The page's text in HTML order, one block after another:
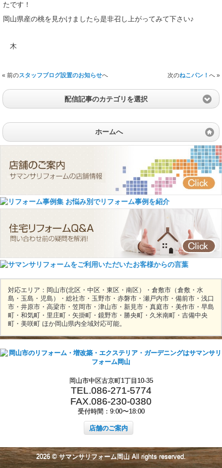
たです！
岡山県産の桃を見かけましたら是非召し上がってみて下さい♪
木
« 前のスタッフブログ設置のお知らせへ 次のねこパン！ へ »
配信記事のカテゴリを選択
ホームへ
対応エリア：岡山市(北区・中区・東区・南区）・倉敷市（倉敷・水
島・玉島・児島）・総社市・玉野市・赤磐市・瀬戸内市・備前市・浅口
市・井原市・高梁市・笠岡市・津山市・新見市・真庭市・美作市・早島
町・和気町・里庄町・矢掛町・鏡野市・勝央町・久米南町・吉備中央
町・美咲町 ほか岡山県内全域対応可能。
岡山市中区古京町1丁目10-35
TEL.086-271-5774
FAX.086-230-0380
受付時間：9:00〜18:00
店舗のご案内
2026 © サマンサリフォーム岡山 All rights reserved.